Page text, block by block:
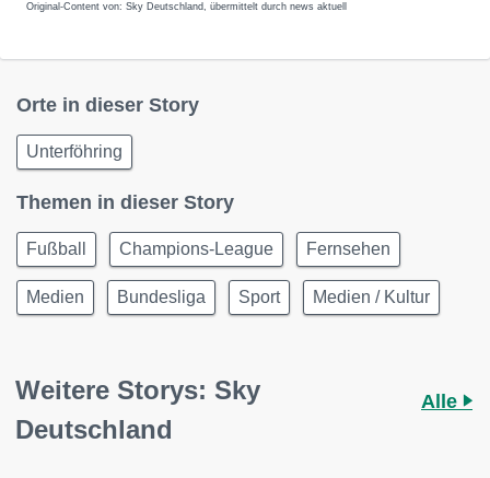
Original-Content von: Sky Deutschland, übermittelt durch news aktuell
Orte in dieser Story
Unterföhring
Themen in dieser Story
Fußball Champions-League Fernsehen
Medien Bundesliga Sport Medien / Kultur
Weitere Storys: Sky
Deutschland
Alle